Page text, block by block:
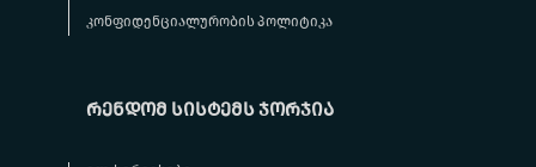
კონფიდენციალურობის პოლიტიკა
რენდომ სისტემს ჯორჯია